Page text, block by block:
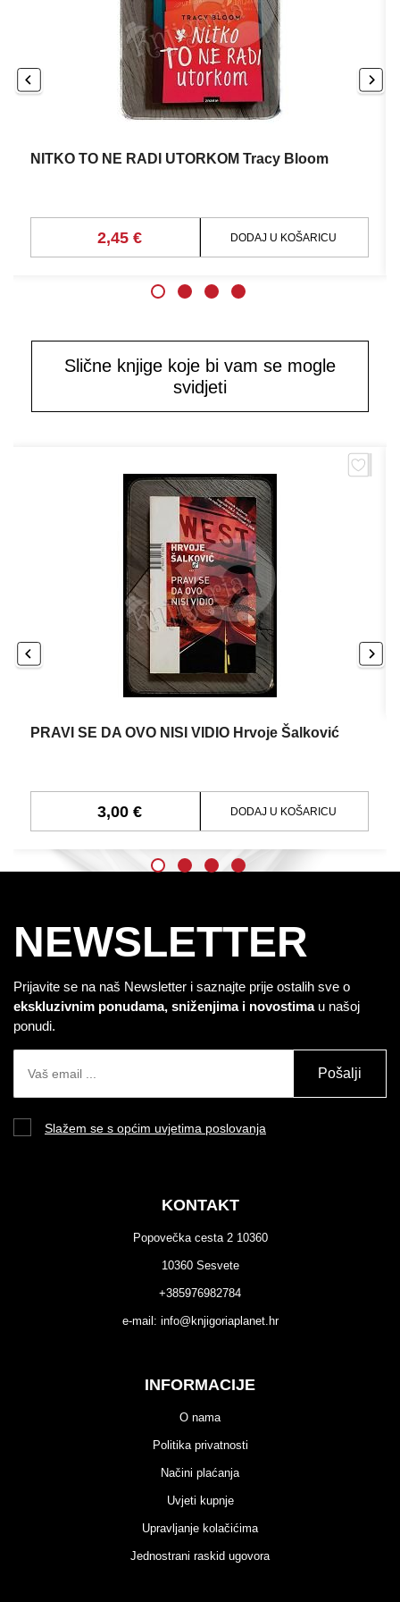
NITKO TO NE RADI UTORKOM Tracy Bloom
2,45 € DODAJ U KOŠARICU
Slične knjige koje bi vam se mogle
svidjeti
PRAVI SE DA OVO NISI VIDIO Hrvoje Šalković
3,00 € DODAJ U KOŠARICU
NEWSLETTER
Prijavite se na naš Newsletter i saznajte prije ostalih sve o
ekskluzivnim ponudama, sniženjima i novostimau našoj
ponudi.
Pošalji
Slažem se s općim uvjetima poslovanja
KONTAKT
Popovečka cesta 2 10360
10360 Sesvete
+385976982784
e-mail: info@knjigoriaplanet.hr
INFORMACIJE
O nama
Politika privatnosti
Načini plaćanja
Uvjeti kupnje
Upravljanje kolačićima
Jednostrani raskid ugovora